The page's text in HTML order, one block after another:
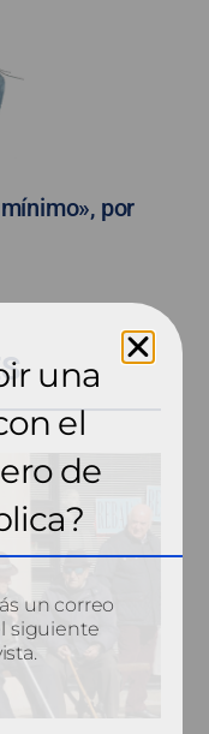
por
una
el
de
un correo
siguiente